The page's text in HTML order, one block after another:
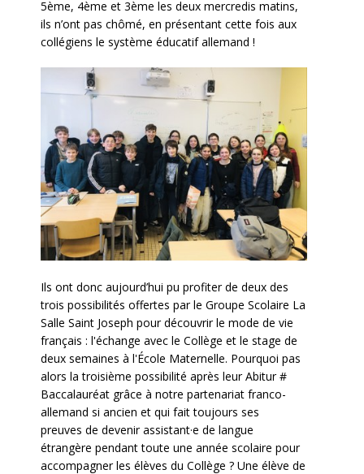
5ème, 4ème et 3ème les deux mercredis matins,
ils n’ont pas chômé, en présentant cette fois aux
collégiens le système éducatif allemand !
Ils ont donc aujourd’hui pu profiter de deux des
trois possibilités offertes par le Groupe Scolaire La
Salle Saint Joseph pour découvrir le mode de vie
français : l'échange avec le Collège et le stage de
deux semaines à l'École Maternelle. Pourquoi pas
alors la troisième possibilité après leur Abitur #
Baccalauréat grâce à notre partenariat franco-
allemand si ancien et qui fait toujours ses
preuves de devenir assistant·e de langue
étrangère pendant toute une année scolaire pour
accompagner les élèves du Collège ? Une élève de